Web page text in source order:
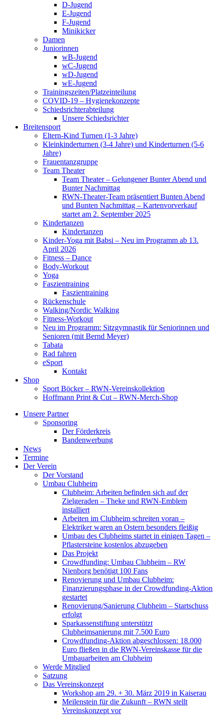
D-Jugend
E-Jugend
F-Jugend
Minikicker
Damen
Juniorinnen
wB-Jugend
wC-Jugend
wD-Jugend
wE-Jugend
Trainingszeiten/Platzeinteilung
COVID-19 – Hygienekonzepte
Schiedsrichterabteilung
Unsere Schiedsrichter
Breitensport
Eltern-Kind Turnen (1-3 Jahre)
Kleinkinderturnen (3-4 Jahre) und Kinderturnen (5-6
Jahre)
Frauentanzgruppe
Team Theater
Team Theater – Gelungener Bunter Abend und
Bunter Nachmittag
RWN-Theater-Team präsentiert Bunten Abend
und Bunten Nachmittag – Kartenvorverkauf
startet am 2. September 2025
Kindertanzen
Kindertanzen
Kinder-Yoga mit Babsi – Neu im Programm ab 13.
April 2026
Fitness – Dance
Body-Workout
Yoga
Faszientraining
Faszientraining
Rückenschule
Walking/Nordic Walking
Fitness-Workout
Neu im Programm: Sitzgymnastik für Seniorinnen und
Senioren (mit Bernd Meyer)
Tabata
Rad fahren
eSport
Kontakt
Shop
Sport Böcker – RWN-Vereinskollektion
Hoffmann Print & Cut – RWN-Merch-Shop
Unsere Partner
Sponsoring
Der Förderkreis
Bandenwerbung
News
Termine
Der Verein
Der Vorstand
Umbau Clubheim
Clubheim: Arbeiten befinden sich auf der
Zielgeraden – Theke und RWN-Emblem
installiert
Arbeiten im Clubheim schreiten voran –
Elektriker waren an Ostern besonders fleißig
Umbau des Clubheims startet in einigen Tagen –
Pflastersteine kostenlos abzugeben
Das Projekt
Crowdfunding: Umbau Clubheim – RW
Nienborg benötigt 100 Fans
Renovierung und Umbau Clubheim:
Finanzierungsphase in der Crowdfunding-Aktion
gestartet
Renovierung/Sanierung Clubheim – Startschuss
erfolgt
Sparkassenstiftung unterstützt
Clubheimsanierung mit 7.500 Euro
Crowdfunding-Aktion abgeschlossen: 18.000
Euro fließen in die RWN-Vereinskasse für die
Umbauarbeiten am Clubheim
Werde Mitglied
Satzung
Das Vereinskonzept
Workshop am 29. + 30. März 2019 in Kaiserau
Meilenstein für die Zukunft – RWN stellt
Vereinskonzept vor